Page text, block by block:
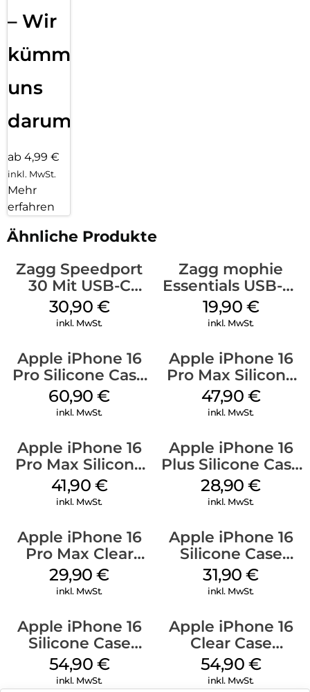
– Wir
kümmern
uns
darum!
ab 4,99 €
inkl. MwSt.
Mehr
erfahren
Ähnliche Produkte
Zagg Speedport
30 Mit USB-C
Kabel Weiß
30,90 €
inkl. MwSt.
Zagg mophie
Essentials USB-C-
20W Charger PD
Weiß
19,90 €
inkl. MwSt.
Apple iPhone 16
Pro Silicone Case
MagSafe Stone
Gray
60,90€
inkl. MwSt.
Apple iPhone 16
Pro Max Silicone
Case MagSafe
Black
47,90 €
inkl. MwSt.
Apple iPhone 16
Pro Max Silicone
Case MagSafe
Ultramarine
41,90 €
inkl. MwSt.
Apple iPhone 16
Plus Silicone Case
MagSafe Black
28,90€
inkl. MwSt.
Apple iPhone 16
Pro Max Clear
Case MagSafe
Transparent
29,90€
inkl. MwSt.
Apple iPhone 16
Silicone Case
MagSafe Fuchsia
31,90€
inkl. MwSt.
Apple iPhone 16
Silicone Case
MagSafe Lake
Green
54,90 €
inkl. MwSt.
Apple iPhone 16
Clear Case
MagSafe
Transparent
54,90 €
inkl. MwSt.